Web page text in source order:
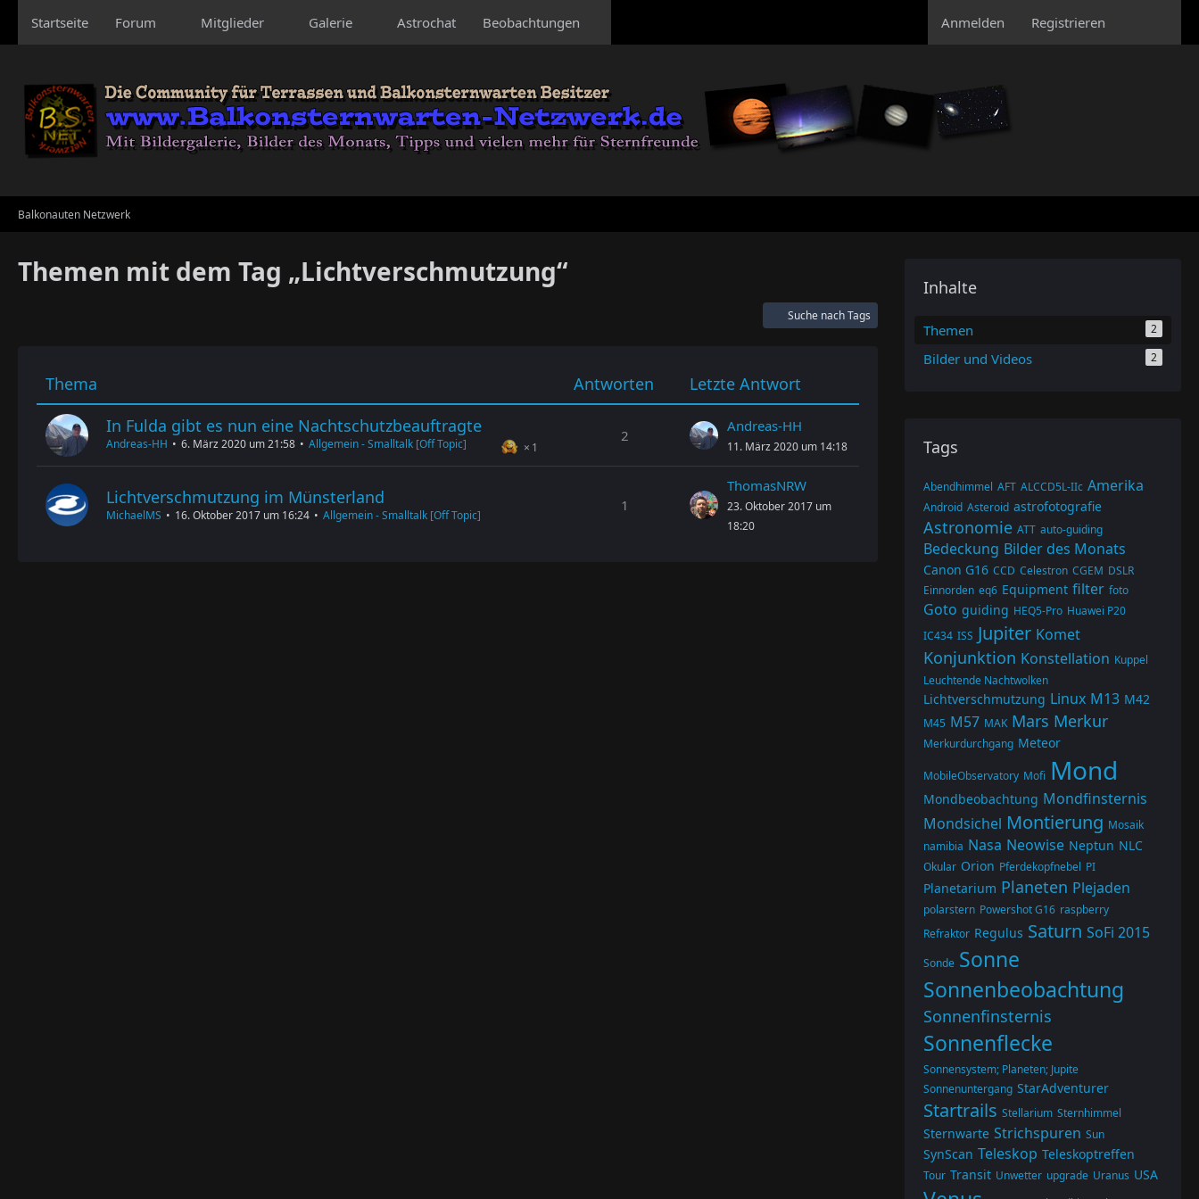
Startseite Forum Mitglieder Galerie Astrochat Beobachtungen Anmelden Registrieren
Balkonauten Netzwerk
Themen mit dem Tag „Lichtverschmutzung“
Suche nach Tags
Thema Antworten
Letzte Antwort
In Fulda gibt es nun eine Nachtschutzbeauftragte
1
Andreas-HH 6. März 2020 um 21:58 Allgemein - Smalltalk [Off Topic] 2
Andreas-HH
11. März 2020 um 14:18
Lichtverschmutzung im Münsterland
MichaelMS 16. Oktober 2017 um 16:24 Allgemein - Smalltalk [Off Topic]
1
ThomasNRW
23. Oktober 2017 um
18:20
Inhalte
Themen 2
Bilder und Videos 2
Tags
Abendhimmel AFT ALCCD5L-IIc Amerika
Android Asteroid astrofotografie
Astronomie ATT auto-guiding
Bedeckung Bilder des Monats
Canon G16 CCD Celestron CGEM DSLR
Einnorden eq6 Equipment filter foto
Goto guiding HEQ5-Pro Huawei P20
IC434 ISS Jupiter Komet
Konjunktion Konstellation Kuppel
Leuchtende Nachtwolken
Lichtverschmutzung Linux M13 M42
M45 M57 MAK Mars Merkur
Merkurdurchgang Meteor
MobileObservatory Mofi Mond
Mondbeobachtung Mondfinsternis
Mondsichel Montierung Mosaik
namibia Nasa Neowise Neptun NLC
Okular Orion Pferdekopfnebel PI
Planetarium Planeten Plejaden
polarstern Powershot G16 raspberry
Refraktor Regulus Saturn SoFi 2015
Sonde Sonne
Sonnenbeobachtung
Sonnenfinsternis
Sonnenflecke
Sonnensystem; Planeten; Jupite
Sonnenuntergang StarAdventurer
Startrails Stellarium Sternhimmel
Sternwarte Strichspuren Sun
SynScan Teleskop Teleskoptreffen
Tour Transit Unwetter upgrade Uranus USA